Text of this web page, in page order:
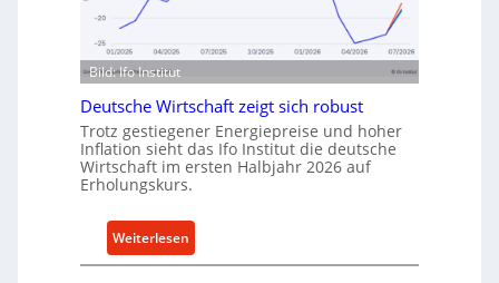
i
e
-
r
s
ü
r
n
a
c
h
a
l
t
Bild: Ifo Institut
Deutsche Wirtschaft zeigt sich robust
Trotz gestiegener Energiepreise und hoher
Inflation sieht das Ifo Institut die deutsche
Wirtschaft im ersten Halbjahr 2026 auf
Erholungskurs.
Weiterlesen:
D